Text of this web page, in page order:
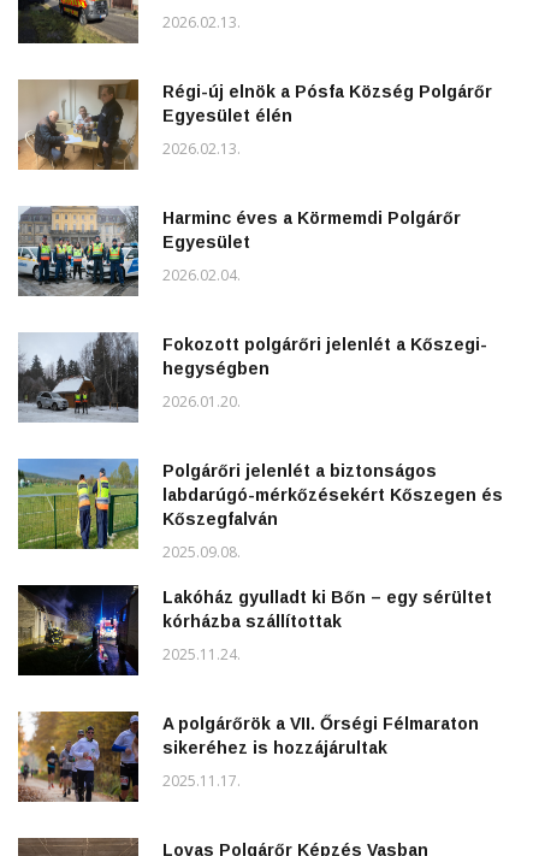
2026.02.13.
Régi-új elnök a Pósfa Község Polgárőr
Egyesület élén
2026.02.13.
Harminc éves a Körmemdi Polgárőr
Egyesület
2026.02.04.
Fokozott polgárőri jelenlét a Kőszegi-
hegységben
2026.01.20.
Polgárőri jelenlét a biztonságos
labdarúgó-mérkőzésekért Kőszegen és
Kőszegfalván
2025.09.08.
Lakóház gyulladt ki Bőn – egy sérültet
kórházba szállítottak
2025.11.24.
A polgárőrök a VII. Őrségi Félmaraton
sikeréhez is hozzájárultak
2025.11.17.
Lovas Polgárőr Képzés Vasban